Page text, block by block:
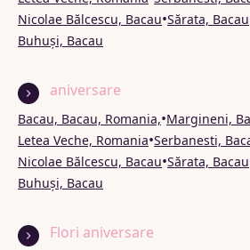
Nicolae Bălcescu, Bacau•Sărata, Bacau
Buhuși, Bacau
aniversare
Bacau, Bacau, Romania,•Margineni,
Letea Veche, Romania•Serbanesti,
Nicolae Bălcescu, Bacau•Sărata, Bacau
Buhuși, Bacau
Flori aniversare